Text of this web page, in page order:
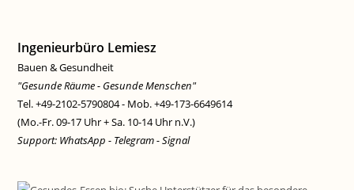
Ingenieurbüro Lemiesz
Bauen & Gesundheit
"Gesunde Räume - Gesunde Menschen"
Tel. +49-2102-5790804 - Mob. +49-173-6649614
(Mo.-Fr. 09-17 Uhr + Sa. 10-14 Uhr n.V.)
Support: WhatsApp - Telegram - Signal